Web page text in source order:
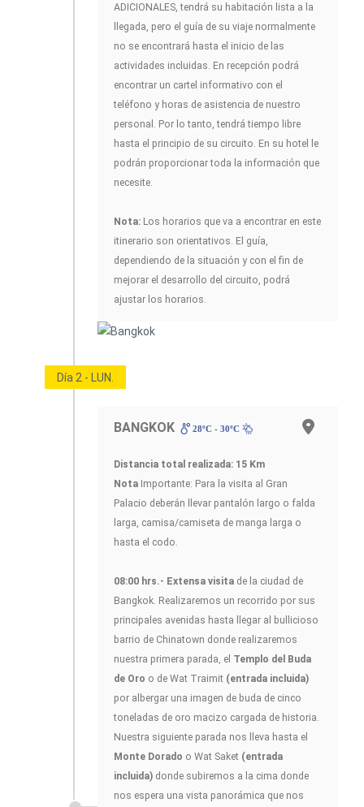
ADICIONALES, tendrá su habitación lista a la
llegada, pero el guía de su viaje normalmente
no se encontrará hasta el inicio de las
actividades incluidas. En recepción podrá
encontrar un cartel informativo con el
teléfono y horas de asistencia de nuestro
personal. Por lo tanto, tendrá tiempo libre
hasta el principio de su circuito. En su hotel le
podrán proporcionar toda la información que
necesite.
Nota: Los horarios que va a encontrar en este
itinerario son orientativos. El guía,
dependiendo de la situación y con el fin de
mejorar el desarrollo del circuito, podrá
ajustar los horarios.
Día 2 - LUN.
BANGKOK 28ºC - 30ºC
Distancia total realizada: 15 Km
Nota Importante: Para la visita al Gran
Palacio deberán llevar pantalón largo o falda
larga, camisa/camiseta de manga larga o
hasta el codo.
08:00 hrs.- Extensa visita de la ciudad de
Bangkok. Realizaremos un recorrido por sus
principales avenidas hasta llegar al bullicioso
barrio de Chinatown donde realizaremos
nuestra primera parada, el Templo del Buda
de Oro o de Wat Traimit (entrada incluida)
por albergar una imagen de buda de cinco
toneladas de oro macizo cargada de historia.
Nuestra siguiente parada nos lleva hasta el
Monte Dorado o Wat Saket (entrada
incluida) donde subiremos a la cima donde
nos espera una vista panorámica que nos